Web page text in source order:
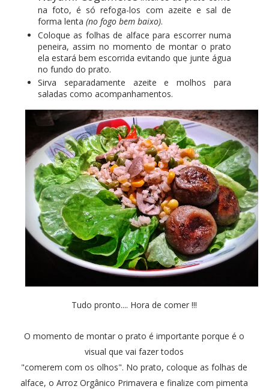
na foto, é só refoga-los com azeite e sal de
forma lenta (no fogo bem baixo).
Coloque as folhas de alface para escorrer numa
peneira, assim no momento de montar o prato
ela estará bem escorrida evitando que junte água
no fundo do prato.
Sirva separadamente azeite e molhos para
saladas como acompanhamentos.
Tudo pronto.... Hora de comer !!!
O momento de montar o prato é importante porque é o
visual que vai fazer todos
"comerem com os olhos". No prato, coloque as folhas de
alface, o Arroz Orgânico Primavera e finalize com pimenta